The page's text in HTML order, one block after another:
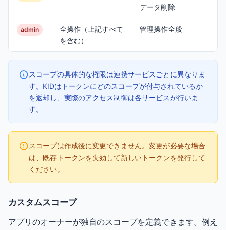
データ削除
admin
全操作（上記すべて
を含む）
管理操作全般
スコープの具体的な権限は連携サービスごとに異なりま
す。KIDはトークンにどのスコープが付与されているか
を返却し、実際のアクセス制御は各サービスが行いま
す。
スコープは作成後に変更できません。変更が必要な場合
は、既存トークンを失効して新しいトークンを発行して
ください。
カスタムスコープ
アプリのオーナーが独自のスコープを定義できます。例え